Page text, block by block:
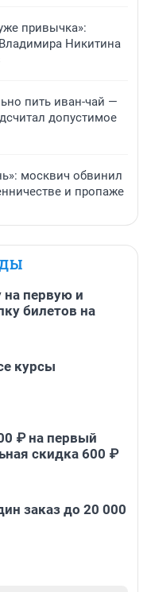
привычка»:
Никитина
пить иван-чай —
допустимое
москвич обвинил
и пропаже
на первую и
билетов на
курсы
₽ на первый
скидка 600 ₽
заказ до 20 000